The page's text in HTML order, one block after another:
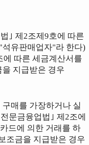
｣ 제2조제9호에 따른
유판매업자"라 한다)
에 따른 세금계산서를
지급받은 경우
매를 가장하거나 실
문금융업법｣ 제2조에
드에 의한 거래를 하
조금을 지급받은 경우